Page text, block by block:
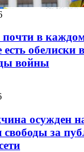
в
есть обелиски
войны
осужден
свободы за